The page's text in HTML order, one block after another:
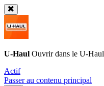
U-Haul Ouvrir dans le U-Haul
Actif
Passer au contenu principal